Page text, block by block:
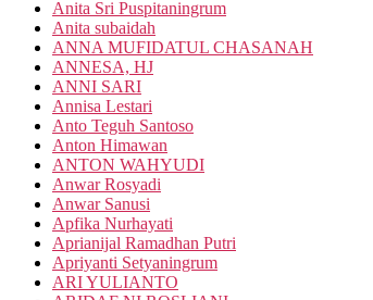
Anita Sri Puspitaningrum
Anita subaidah
ANNA MUFIDATUL CHASANAH
ANNESA, HJ
ANNI SARI
Annisa Lestari
Anto Teguh Santoso
Anton Himawan
ANTON WAHYUDI
Anwar Rosyadi
Anwar Sanusi
Apfika Nurhayati
Aprianijal Ramadhan Putri
Apriyanti Setyaningrum
ARI YULIANTO